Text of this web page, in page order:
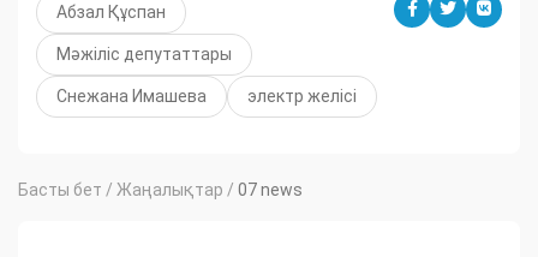
Абзал Құспан
Мәжіліс депутаттары
Снежана Имашева электр желісі
Басты бет / Жаңалықтар / 07 news